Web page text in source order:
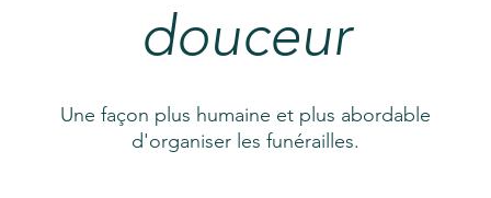
douceur
Une façon plus humaine et plus abordable
d'organiser les funérailles.